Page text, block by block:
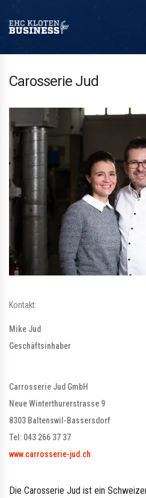
Carosserie Jud
Kontakt:
Mike Jud
Geschäftsinhaber
Carrosserie Jud GmbH
Neue Winterthurerstrasse 9
8303 Baltenswil-Bassersdorf
Tel: 043 266 37 37
www.carrosserie-jud.ch
Die Carosserie Jud ist ein